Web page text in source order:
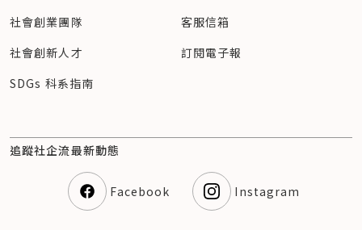
社會創業團隊
社會創新人才
SDGs 科系指南
客服信箱
訂閱電子報
追蹤社企流最新動態
Facebook Instagram